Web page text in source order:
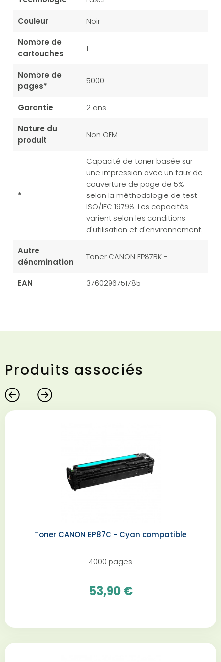
Couleur Noir
Nombre de
cartouches
1
Nombre de
pages*
5000
Garantie 2 ans
Nature du
produit
Non OEM
*
Capacité de toner basée sur
une impression avec un taux de
couverture de page de 5%
selon la méthodologie de test
ISO/IEC 19798. Les capacités
varient selon les conditions
d'utilisation et d'environnement.
Autre
dénomination
Toner CANON EP87BK -
EAN 3760296751785
Produits associés
Toner CANON EP87C - Cyan compatible
4000 pages
53,90 €